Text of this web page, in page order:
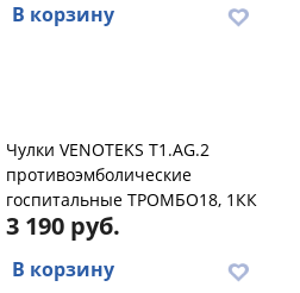
В корзину
Чулки VENOTEKS T1.AG.2
противоэмболические
госпитальные ТРОМБО18, 1КК
3 190 руб.
В корзину